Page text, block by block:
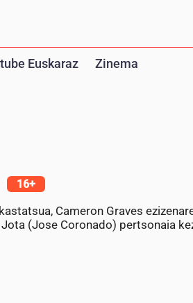
Euskaraz Zinema
16+
Cameron Graves
(Jose Coronado) pertsonaia